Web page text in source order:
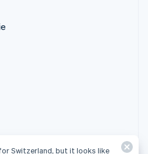
Switzerland, but it looks like